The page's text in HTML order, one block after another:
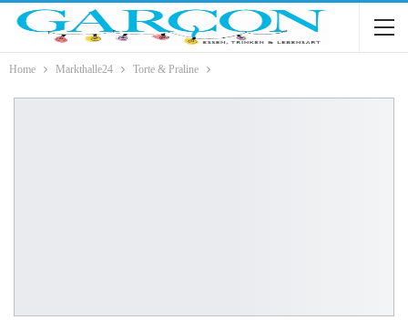
Home Markthalle24 Torte & Praline